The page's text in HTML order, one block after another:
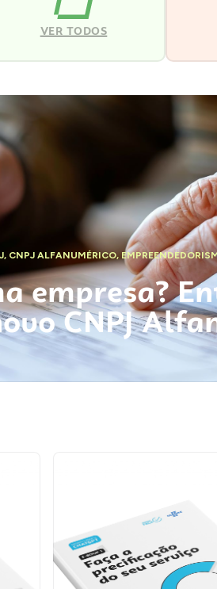
VER TODOS
, CNPJ ALFANUMÉRICO,
empresa?
CNPJ